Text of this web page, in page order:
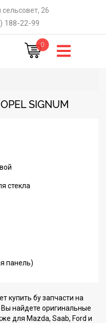
26
188-22-99
0
SIGNUM
стекла
панель)
купить бу запчасти на
Вы найдете оригинальные
для Mazda, Saab, Ford и